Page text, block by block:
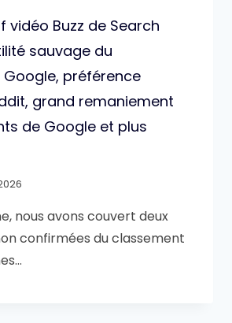
vidéo Buzz de Search
sauvage du
préférence
grand remaniement
de Google et plus
nous avons couvert deux
confirmées du classement